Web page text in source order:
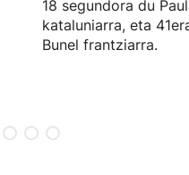
18 segundora du
kataluniarra, eta
Bunel frantziarra.